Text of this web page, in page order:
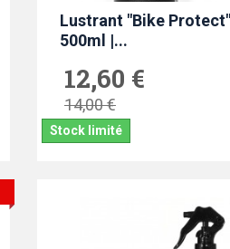
Lustrant "Bike
500ml |...
12,60 €
14,00 €
Stock limité